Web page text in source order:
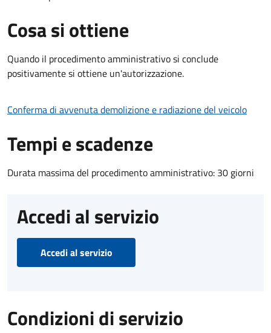
Cosa si ottiene
Quando il procedimento amministrativo si conclude
positivamente si ottiene un'autorizzazione.
Conferma di avvenuta demolizione e radiazione del veicolo
Tempi e scadenze
Durata massima del procedimento amministrativo: 30 giorni
Accedi al servizio
Accedi al servizio
Condizioni di servizio